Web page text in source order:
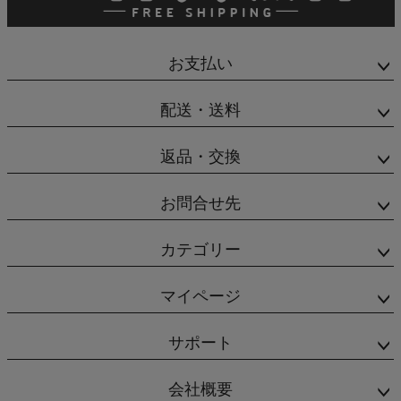
お支払い
配送・送料
返品・交換
お問合せ先
カテゴリー
マイページ
サポート
会社概要